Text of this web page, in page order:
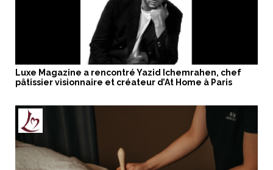
Luxe Magazine a rencontré Yazid Ichemrahen, chef
pâtissier visionnaire et créateur d’At Home à Paris